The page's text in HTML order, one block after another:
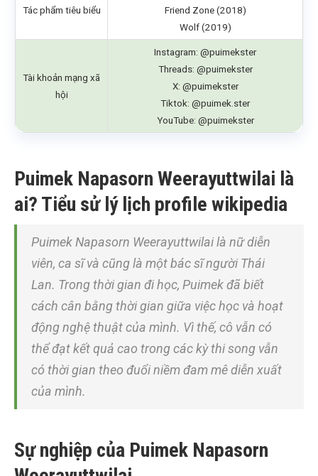
Tác phẩm tiêu biểu
Friend Zone (2018)
Wolf (2019)
Tài khoản mạng xã
hội
Instagram: @puimekster
Threads: @puimekster
X: @puimekster
Tiktok: @puimek.ster
YouTube: @puimekster
Puimek Napasorn Weerayuttwilai là
ai? Tiểu sử lý lịch profile wikipedia
Puimek Napasorn Weerayuttwilai là nữ diễn
viên, ca sĩ và cũng là một bác sĩ người Thái
Lan. Trong thời gian đi học, Puimek đã biết
cách cân bằng thời gian giữa việc học và hoạt
động nghệ thuật của mình. Vì thế, cô vẫn có
thể đạt kết quả cao trong các kỳ thi song vẫn
có thời gian theo đuổi niềm đam mê diễn xuất
của mình.
Sự nghiệp của Puimek Napasorn